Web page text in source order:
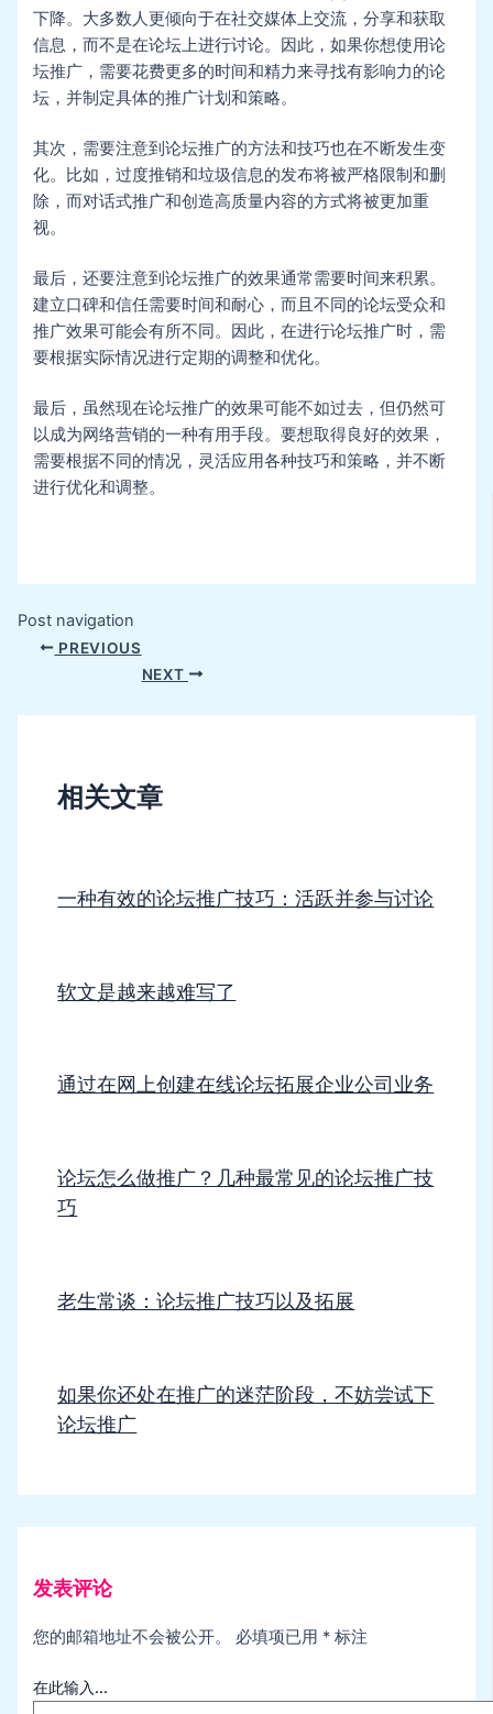
下降。大多数人更倾向于在社交媒体上交流，分享和获取
信息，而不是在论坛上进行讨论。因此，如果你想使用论
坛推广，需要花费更多的时间和精力来寻找有影响力的论
坛，并制定具体的推广计划和策略。
其次，需要注意到论坛推广的方法和技巧也在不断发生变
化。比如，过度推销和垃圾信息的发布将被严格限制和删
除，而对话式推广和创造高质量内容的方式将被更加重
视。
最后，还要注意到论坛推广的效果通常需要时间来积累。
建立口碑和信任需要时间和耐心，而且不同的论坛受众和
推广效果可能会有所不同。因此，在进行论坛推广时，需
要根据实际情况进行定期的调整和优化。
最后，虽然现在论坛推广的效果可能不如过去，但仍然可
以成为网络营销的一种有用手段。要想取得良好的效果，
需要根据不同的情况，灵活应用各种技巧和策略，并不断
进行优化和调整。
Post navigation
PREVIOUS
NEXT
相关文章
一种有效的论坛推广技巧：活跃并参与讨论
软文是越来越难写了
通过在网上创建在线论坛拓展企业公司业务
论坛怎么做推广？几种最常见的论坛推广技
巧
老生常谈：论坛推广技巧以及拓展
如果你还处在推广的迷茫阶段，不妨尝试下
论坛推广
发表评论
您的邮箱地址不会被公开。 必填项已用 * 标注
在此输入...